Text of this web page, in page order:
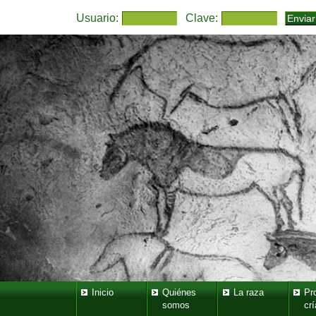
Usuario: Clave:
Inicio
Quiénes
somos
La raza